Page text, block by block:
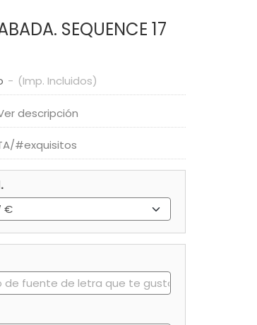
SEQUENCE 17
- (Imp. Incluidos)
descripción
#exquisitos